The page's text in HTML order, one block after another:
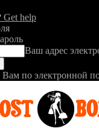
Get help
Ваш адрес
по электронной